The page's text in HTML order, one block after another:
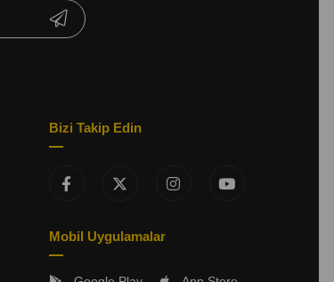
Bizi Takip Edin
Mobil Uygulamalar